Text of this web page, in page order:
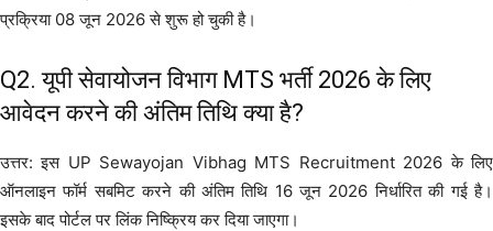
प्रक्रिया 08 जून 2026 से शुरू हो चुकी है।
Q2. यूपी सेवायोजन विभाग MTS भर्ती 2026 के लिए
आवेदन करने की अंतिम तिथि क्या है?
उत्तर: इस UP Sewayojan Vibhag MTS Recruitment 2026 के लिए
ऑनलाइन फॉर्म सबमिट करने की अंतिम तिथि 16 जून 2026 निर्धारित की गई है।
इसके बाद पोर्टल पर लिंक निष्क्रिय कर दिया जाएगा।